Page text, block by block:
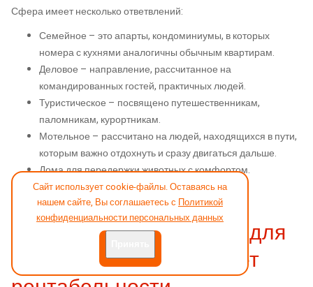
Сфера имеет несколько ответвлений:
Семейное – это апарты, кондоминиумы, в которых
номера с кухнями аналогичны обычным квартирам.
Деловое – направление, рассчитанное на
командированных гостей, практичных людей.
Туристическое – посвящено путешественникам,
паломникам, курортникам.
Мотельное – рассчитано на людей, находящихся в пути,
которым важно отдохнуть и сразу двигаться дальше.
Дома для передержки животных с комфортом.
Читайте по теме: Отель для
кошек, детальный расчет
Сайт использует cookie-файлы. Оставаясь на
нашем сайте, Вы соглашаетесь с Политикой
конфиденциальности персональных данных